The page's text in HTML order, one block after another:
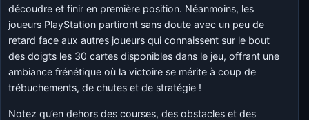
découdre et finir en première position. Néanmoins, les
joueurs PlayStation partiront sans doute avec un peu de
retard face aux autres joueurs qui connaissent sur le bout
des doigts les 30 cartes disponibles dans le jeu, offrant une
ambiance frénétique où la victoire se mérite à coup de
trébuchements, de chutes et de stratégie !
Notez qu’en dehors des courses, des obstacles et des